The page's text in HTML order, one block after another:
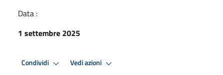
Data :
1 settembre 2025
Condividi Vedi azioni